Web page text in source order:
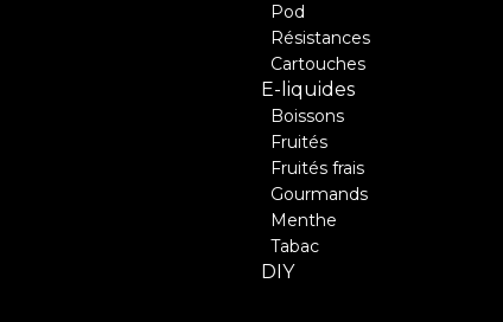
Pod
Résistances
Cartouches
E-liquides
Boissons
Fruités
Fruités frais
Gourmands
Menthe
Tabac
DIY